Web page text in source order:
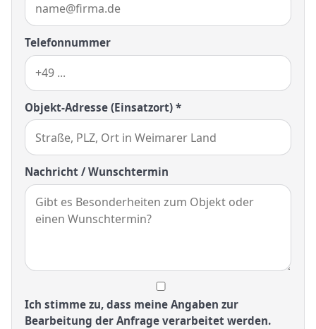
Telefonnummer
Objekt-Adresse (Einsatzort) *
Nachricht / Wunschtermin
Ich stimme zu, dass meine Angaben zur
Bearbeitung der Anfrage verarbeitet werden.